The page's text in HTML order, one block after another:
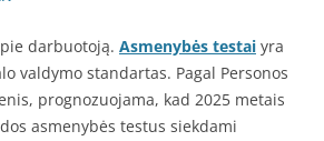
darbuotoją. Asmenybės testai yra
valdymo standartas. Pagal Personos
prognozuojama, kad 2025 metais
asmenybės testus siekdami